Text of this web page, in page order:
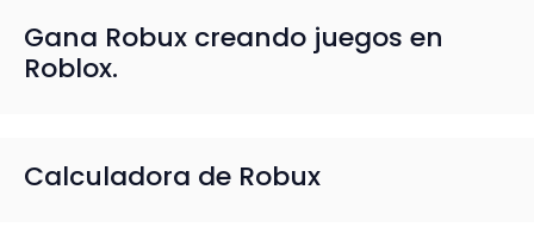
Gana Robux creando juegos en
Roblox.
Calculadora de Robux